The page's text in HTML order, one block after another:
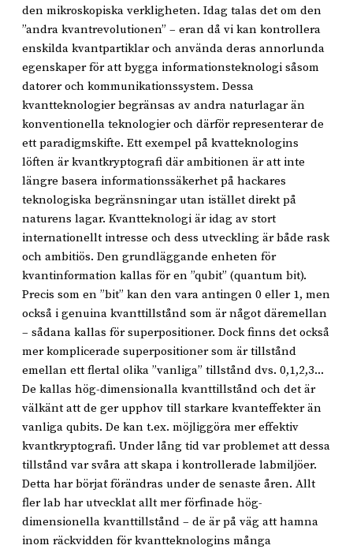
den mikroskopiska verkligheten. Idag talas det om den
”andra kvantrevolutionen” – eran då vi kan kontrollera
enskilda kvantpartiklar och använda deras annorlunda
egenskaper för att bygga informationsteknologi såsom
datorer och kommunikationssystem. Dessa
kvantteknologier begränsas av andra naturlagar än
konventionella teknologier och därför representerar de
ett paradigmskifte. Ett exempel på kvatteknologins
löften är kvantkryptografi där ambitionen är att inte
längre basera informationssäkerhet på hackares
teknologiska begränsningar utan istället direkt på
naturens lagar. Kvantteknologi är idag av stort
internationellt intresse och dess utveckling är både rask
och ambitiös. Den grundläggande enheten för
kvantinformation kallas för en ”qubit” (quantum bit).
Precis som en ”bit” kan den vara antingen 0 eller 1, men
också i genuina kvanttillstånd som är något däremellan
– sådana kallas för superpositioner. Dock finns det också
mer komplicerade superpositioner som är tillstånd
emellan ett flertal olika ”vanliga” tillstånd dvs. 0,1,2,3...
De kallas hög-dimensionalla kvanttillstånd och det är
välkänt att de ger upphov till starkare kvanteffekter än
vanliga qubits. De kan t.ex. möjliggöra mer effektiv
kvantkryptografi. Under lång tid var problemet att dessa
tillstånd var svåra att skapa i kontrollerade labmiljöer.
Detta har börjat förändras under de senaste åren. Allt
fler lab har utvecklat allt mer förfinade hög-
dimensionella kvanttillstånd – de är på väg att hamna
inom räckvidden för kvantteknologins många